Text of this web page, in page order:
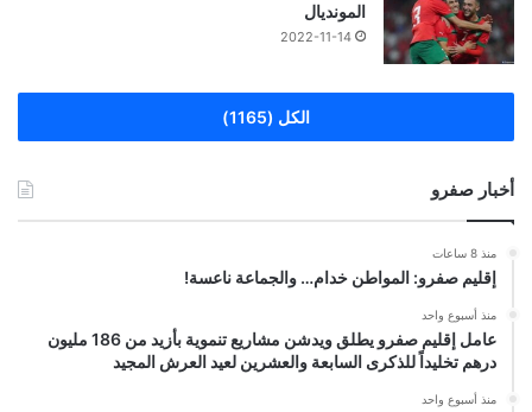
المونديال
2022-11-14
الكل (1165)
أخبار صفرو
منذ 8 ساعات
إقليم صفرو: المواطن خدام… والجماعة ناعسة!
منذ أسبوع واحد
عامل إقليم صفرو يطلق ويدشن مشاريع تنموية بأزيد من 186 مليون
درهم تخليداً للذكرى السابعة والعشرين لعيد العرش المجيد
منذ أسبوع واحد